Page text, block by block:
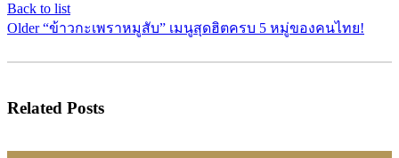
Back to list
Older “ข้าวกะเพราหมูสับ” เมนูสุดฮิตครบ 5 หมู่ของคนไทย!
Related Posts